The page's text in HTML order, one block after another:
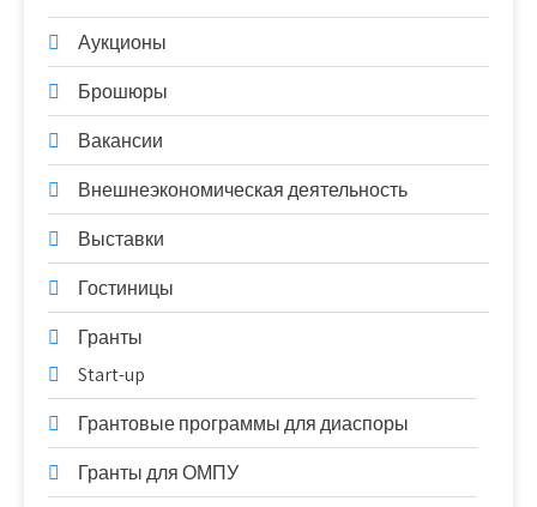
Аукционы
Брошюры
Вакансии
Внешнеэкономическая деятельность
Выставки
Гостиницы
Гранты
Start-up
Грантовые программы для диаспоры
Гранты для ОМПУ